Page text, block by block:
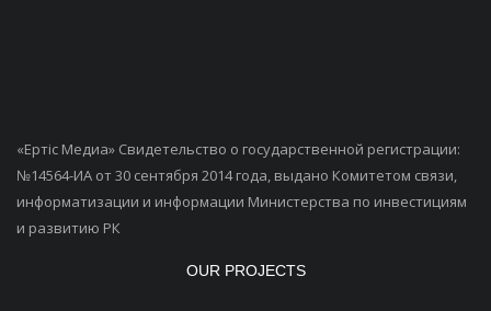
«Ертiс Медиа» Свидетельство о государственной регистрации:
№14564-ИА от 30 сентября 2014 года, выдано Комитетом связи,
информатизации и информации Министерства по инвестициям
и развитию РК
OUR PROJECTS